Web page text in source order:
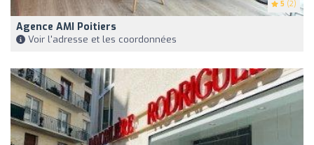
5 (2)
Agence AMI Poitiers
Voir l'adresse et les coordonnées